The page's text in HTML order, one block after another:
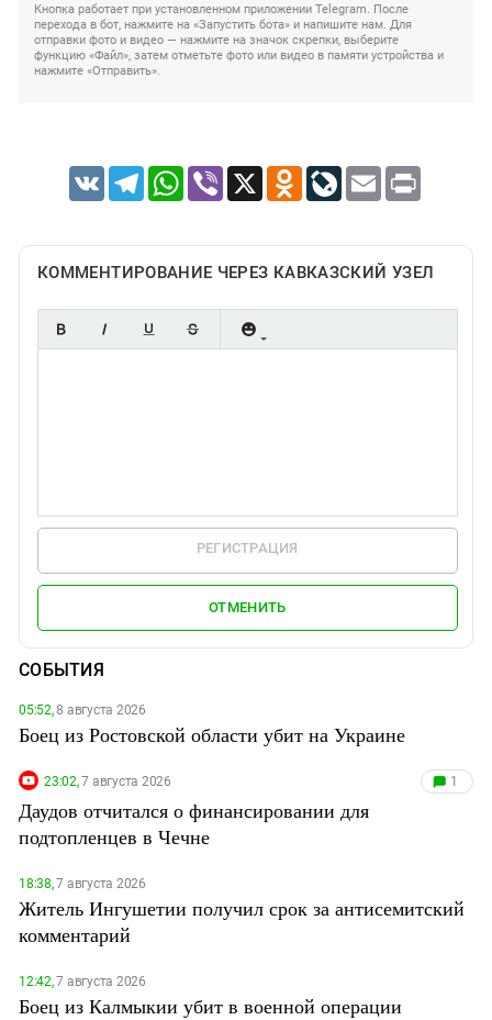
Кнопка работает при установленном приложении Telegram. После
перехода в бот, нажмите на «Запустить бота» и напишите нам. Для
отправки фото и видео — нажмите на значок скрепки, выберите
функцию «Файл», затем отметьте фото или видео в памяти устройства и
нажмите «Отправить».
VK TelegramWhatsApp
Viber X Odnoklassniki
LiveJournal
Email Print
КОММЕНТИРОВАНИЕ ЧЕРЕЗ КАВКАЗСКИЙ УЗЕЛ
РЕГИСТРАЦИЯ
ОТМЕНИТЬ
СОБЫТИЯ
05:52,8 августа 2026
Боец из Ростовской области убит на Украине
23:02,7 августа 2026 1
Даудов отчитался о финансировании для
подтопленцев в Чечне
18:38,7 августа 2026
Житель Ингушетии получил срок за антисемитский
комментарий
12:42,7 августа 2026
Боец из Калмыкии убит в военной операции